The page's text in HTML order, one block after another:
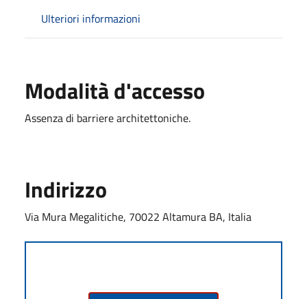
Ulteriori informazioni
Modalità d'accesso
Assenza di barriere architettoniche.
Indirizzo
Via Mura Megalitiche, 70022 Altamura BA, Italia